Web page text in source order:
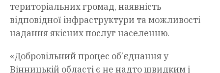
територіальних громад, наявність
відповідної інфраструктури та можливості
надання якісних послуг населенню.
«Добровільний процес об’єднання у
Вінницькій області є не надто швидким і